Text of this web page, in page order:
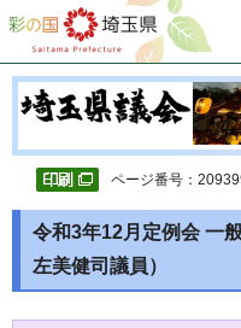
彩の国 埼玉県
ページ番号：
令和3年12月定例会 一
左美健司議員）